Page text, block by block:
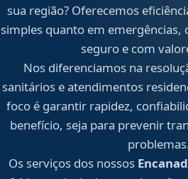
sua região? Oferecemos
simples quanto em
seguro e com
Nos diferenciamos na
sanitários e atendimentos
foco é garantir rapidez,
benefício, seja para prevenir
Os serviços dos nossos